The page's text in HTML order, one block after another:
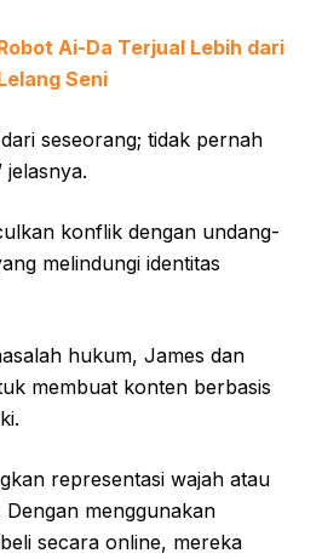
Ai-Da Terjual Lebih dari
Seni
seseorang; tidak pernah
jelasnya.
konflik dengan undang-
melindungi identitas
hukum, James dan
membuat konten berbasis
representasi wajah atau
menggunakan
secara online, mereka